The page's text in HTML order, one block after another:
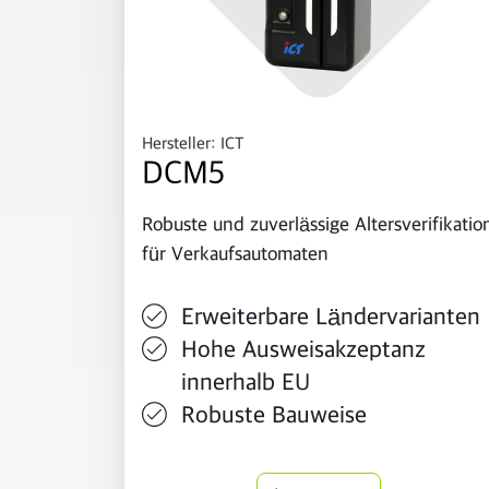
Hersteller: ICT
DCM5
Robuste und zuverlässige
für Verkaufsautomaten
Erweiterbare Ländervarianten
Hohe Ausweisakzeptanz
innerhalb EU
Robuste Bauweise